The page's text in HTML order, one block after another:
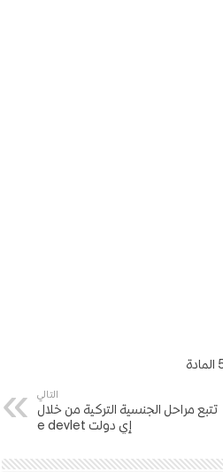
قانون الجنسية التركية 5901 المادة
التالي
تتبع مراحل الجنسية التركية من خلال
إي دولت e devlet